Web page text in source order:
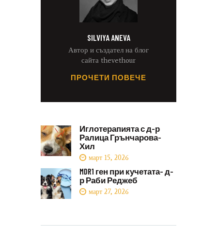
SILVIYA ANEVA
Автор и създател на блог
сайта thevethour
ПРОЧЕТИ ПОВЕЧЕ
Иглотерапията с д-р
Ралица Грънчарова-
Хил
март 15, 2026
MDR1 ген при кучетата- д-
р Раби Реджеб
март 27, 2026